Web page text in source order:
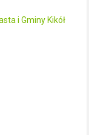
i Gminy Kikół